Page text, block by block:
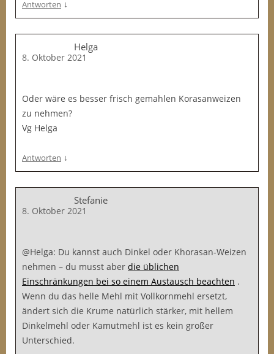
Antworten ↓
Helga
8. Oktober 2021
Oder wäre es besser frisch gemahlen Korasanweizen
zu nehmen?
Vg Helga
Antworten ↓
Stefanie
8. Oktober 2021
@Helga: Du kannst auch Dinkel oder Khorasan-Weizen
nehmen – du musst aber die üblichen
Einschränkungen bei so einem Austausch beachten .
Wenn du das helle Mehl mit Vollkornmehl ersetzt,
ändert sich die Krume natürlich stärker, mit hellem
Dinkelmehl oder Kamutmehl ist es kein großer
Unterschied.